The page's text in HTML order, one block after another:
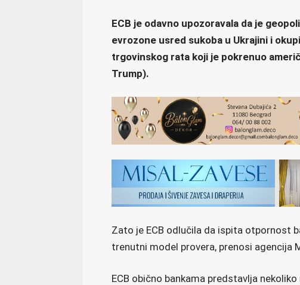
ECB je odavno upozoravala da je
evrozone usred sukoba u Ukrajini i
trgovinskog rata koji je pokrenuo
Trump).
Zato je ECB odlučila da ispita otpornost
trenutni model provera, prenosi agencija
ECB obično bankama predstavlja